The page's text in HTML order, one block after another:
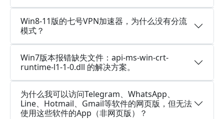
Win8-11版的七号VPN加速器，为什么没有分流
模式？
Win7版本报错缺失文件：api-ms-win-crt-
runtime-l1-1-0.dll 的解决方案。
为什么我可以访问Telegram、WhatsApp、
Line、Hotmail、Gmail等软件的网页版，但无法
使用这些软件的App（非网页版）？